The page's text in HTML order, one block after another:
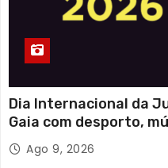
Dia Internacional da
Gaia com desporto,
eclipse solar
Ago 9, 2026